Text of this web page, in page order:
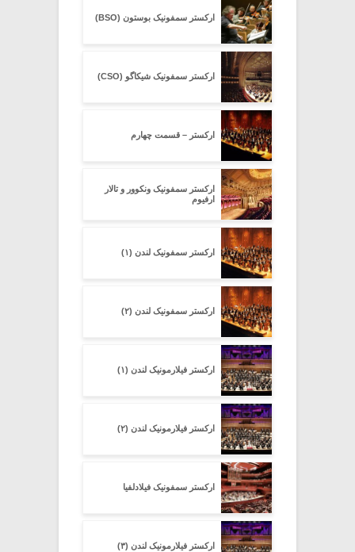
ارکستر سمفونیک بوستون (BSO)
ارکستر سمفونیک شیکاگو (CSO)
ارکستر – قسمت چهارم
ارکستر سمفونیک ونکوور و تالار
ارفیوم
ارکستر سمفونیک لندن (۱)
ارکستر سمفونیک لندن (۲)
ارکستر فیلارمونیک لندن (۱)
ارکستر فیلارمونیک لندن (۲)
ارکستر سمفونیک فیلادلفیا
ارکستر فیلارمونیک لندن (۳)